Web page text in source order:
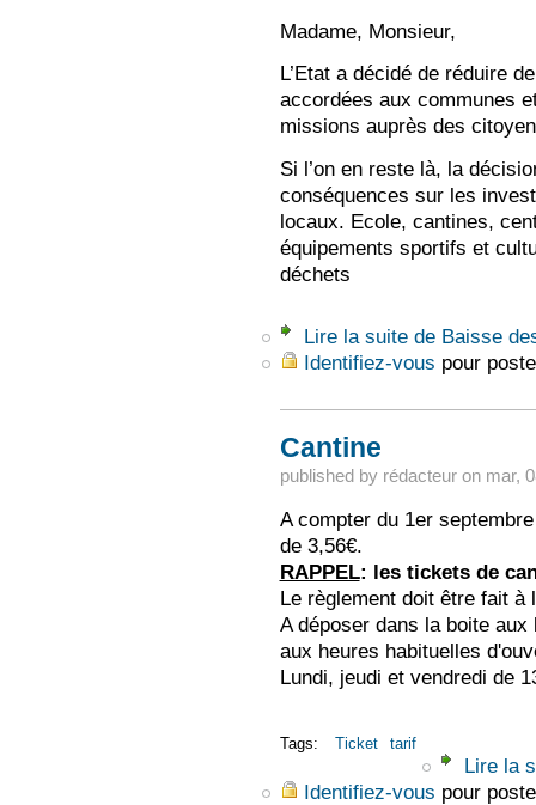
Madame, Monsieur,
L’Etat a décidé de réduire
accordées aux communes
missions auprès des
Si l’on en reste là, la
conséquences sur les
locaux. Ecole, cantines,
équipements sportifs et
déchets
Lire la suitede Baisse
Identifiez-vous pour
Cantine
published by rédacteuron mar,
A compter du 1er
de 3,56€.
RAPPEL: les tickets de
Le règlement doit être fait à
A déposer dans la boite
aux heures habituelles
Lundi, jeudi et vendredi de
Tags: Ticket tarif
Lire la
Identifiez-vous pour